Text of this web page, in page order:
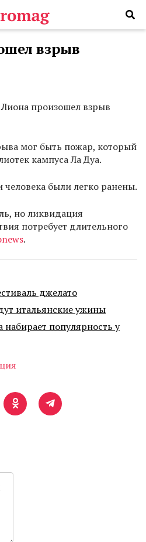
взрыв
произошел взрыв
мог быть пожар, который
кампуса Ла Дуа.
человека были легко ранены.
но ликвидация
потребует длительного
.
джелато
итальянские ужины
набирает популярность у